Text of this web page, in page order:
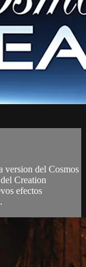
version del Cosmos
Creation
efectos